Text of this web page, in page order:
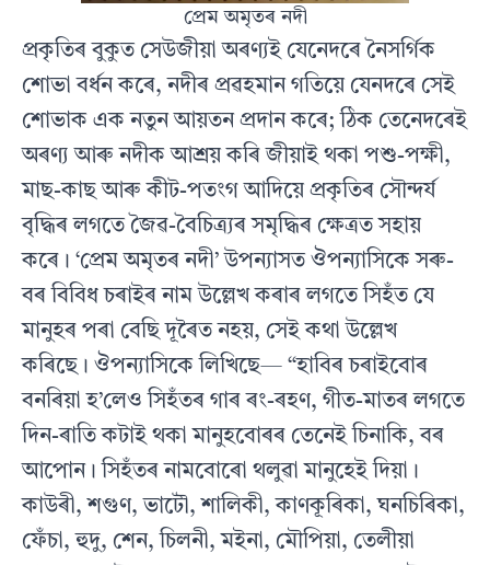
প্ৰেম অমৃতৰ নদী
প্ৰকৃতিৰ বুকুত সেউজীয়া অৰণ্যই যেনেদৰে নৈসৰ্গিক
শোভা বৰ্ধন কৰে, নদীৰ প্ৰৱহমান গতিয়ে যেনদৰে সেই
শোভাক এক নতুন আয়তন প্ৰদান কৰে; ঠিক তেনেদৰেই
অৰণ্য আৰু নদীক আশ্ৰয় কৰি জীয়াই থকা পশু-পক্ষী,
মাছ-কাছ আৰু কীট-পতংগ আদিয়ে প্ৰকৃতিৰ সৌন্দৰ্য
বৃদ্ধিৰ লগতে জৈৱ-বৈচিত্ৰ্যৰ সমৃদ্ধিৰ ক্ষেত্ৰত সহায়
কৰে। ‘প্ৰেম অমৃতৰ নদী’ উপন্যাসত ঔপন্যাসিকে সৰু-
বৰ বিবিধ চৰাইৰ নাম উল্লেখ কৰাৰ লগতে সিহঁত যে
মানুহৰ পৰা বেছি দূৰৈত নহয়, সেই কথা উল্লেখ
কৰিছে। ঔপন্যাসিকে লিখিছে— “হাবিৰ চৰাইবোৰ
বনৰিয়া হ’লেও সিহঁতৰ গাৰ ৰং-ৰহণ, গীত-মাতৰ লগতে
দিন-ৰাতি কটাই থকা মানুহবোৰৰ তেনেই চিনাকি, বৰ
আপোন। সিহঁতৰ নামবোৰো থলুৱা মানুহেই দিয়া।
কাউৰী, শগুণ, ভাটৌ, শালিকী, কাণকূৰিকা, ঘনচিৰিকা,
ফেঁচা, হুদু, শেন, চিলনী, মইনা, মৌপিয়া, তেলীয়া